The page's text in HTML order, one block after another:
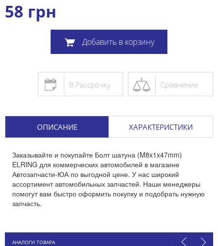
58 грн
Добавить в корзину
Сравнение
В Рассрочку
ОПИСАНИЕ ХАРАКТЕРИСТИКИ
Заказывайте и покупайте Болт шатуна (M8x1x47mm)
ELRING для коммерческих автомобилей в магазине
Автозапчасти-ЮА по выгодной цене. У нас широкий
ассортимент автомобильных запчастей. Наши менеджеры
помогут вам быстро оформить покупку и подобрать нужную
запчасть.
АНАЛОГИ ТОВАРА